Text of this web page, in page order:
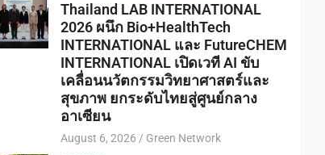
Thailand LAB INTERNATIONAL
2026 ผนึก Bio+HealthTech
INTERNATIONAL และ FutureCHEM
INTERNATIONAL เปิดเวที AI ขับ
เคลื่อนนวัตกรรมวิทยาศาสตร์และ
สุขภาพ ยกระดับไทยสู่ศูนย์กลาง
อาเซียน
August 6, 2026 Green Network